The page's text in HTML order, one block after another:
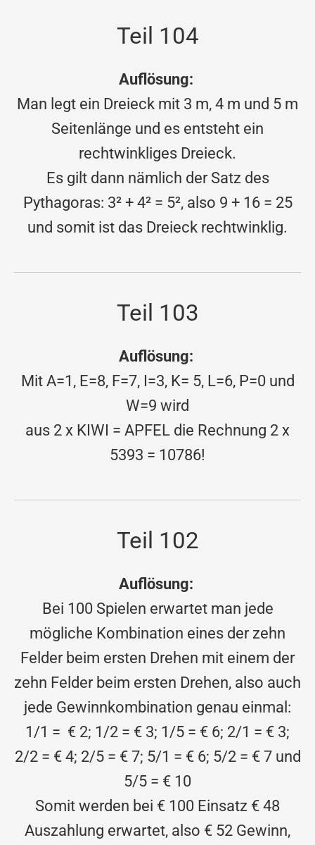
Teil 104
Auflösung:
Man legt ein Dreieck mit 3 m, 4 m und 5 m
Seitenlänge und es entsteht ein
rechtwinkliges Dreieck.
Es gilt dann nämlich der Satz des
Pythagoras: 3² + 4² = 5², also 9 + 16 = 25
und somit ist das Dreieck rechtwinklig.
Teil 103
Auflösung:
Mit A=1, E=8, F=7, I=3, K= 5, L=6, P=0 und
W=9 wird
aus 2 x KIWI = APFEL die Rechnung 2 x
5393 = 10786!
Teil 102
Auflösung:
Bei 100 Spielen erwartet man jede
mögliche Kombination eines der zehn
Felder beim ersten Drehen mit einem der
zehn Felder beim ersten Drehen, also auch
jede Gewinnkombination genau einmal:
1/1 = € 2; 1/2 = € 3; 1/5 = € 6; 2/1 = € 3;
2/2 = € 4; 2/5 = € 7; 5/1 = € 6; 5/2 = € 7 und
5/5 = € 10
Somit werden bei € 100 Einsatz € 48
Auszahlung erwartet, also € 52 Gewinn,